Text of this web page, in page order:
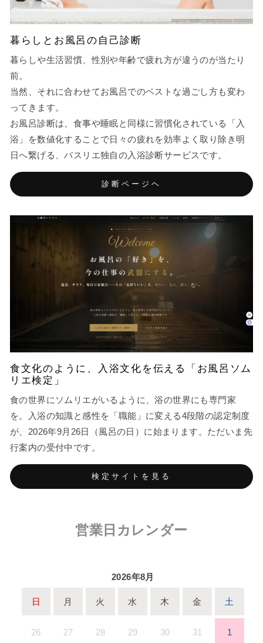
暮らしとお風呂の自己診断
暮らしや生活習慣、性別や年齢で疲れ方が違うのが当たり
前。
当然、それに合わせてお風呂でのベストな過ごし方も変わ
ってきます。
お風呂診断は、食事や睡眠と同様に習慣化されている「入
浴」を数値化することで日々の疲れを効率よく取り除き明
日へ繋げる、バスリエ独自の入浴診断サービスです。
診断ページヘ
食文化のように、入浴文化を伝える「お風呂ソム
リエ検定」
食の世界にソムリエがいるように、浴の世界にも専門家
を。入浴の知識と感性を「職能」に変える4段階の認定制度
が、2026年9月26日（風呂の日）に始まります。ただいま先
行案内の受付中です。
検定サイトを見る
営業日カレンダー
2026年8月
日 月 火 水 木 金 土
26 27 28 29 30 31 1